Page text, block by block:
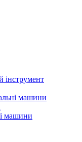
інструмент
машини
машини